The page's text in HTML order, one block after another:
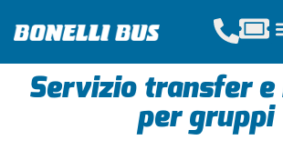
Servizio transfer
per gruppi